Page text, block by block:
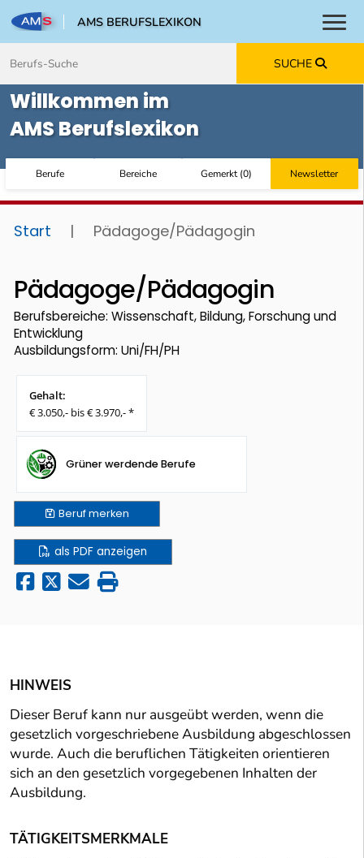
AMS BERUFSLEXIKON
SUCHE
Willkommen im
AMS Berufslexikon
Berufe Bereiche Gemerkt(0) Newsletter
Start | Pädagoge/Pädagogin
Pädagoge/Pädagogin
Berufsbereiche: Wissenschaft, Bildung, Forschung und
Entwicklung
Ausbildungsform: Uni/FH/PH
Gehalt:
€ 3.050,- bis € 3.970,- *
Grüner werdende Berufe
Berufmerken
als PDF anzeigen
HINWEIS
Dieser Beruf kann nur ausgeübt werden, wenn die
gesetzlich vorgeschriebene Ausbildung abgeschlossen
wurde. Auch die beruflichen Tätigkeiten orientieren
sich an den gesetzlich vorgegebenen Inhalten der
Ausbildung.
TÄTIGKEITSMERKMALE